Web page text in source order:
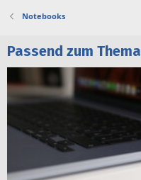
Notebooks
Passend zum Thema